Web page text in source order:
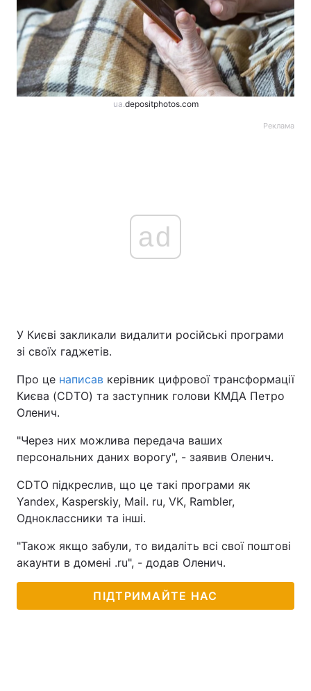
ua.depositphotos.com
Реклама
ad
У Києві закликали видалити російські програми
зі своїх гаджетів.
Про це написав керівник цифрової трансформації
Києва (CDTO) та заступник голови КМДА Петро
Оленич.
"Через них можлива передача ваших
персональних даних ворогу", - заявив Оленич.
CDTO підкреслив, що це такі програми як
Yandex, Kasperskiy, Mail. ru, VK, Rambler,
Одноклассники та інші.
"Також якщо забули, то видаліть всі свої поштові
акаунти в домені .ru", - додав Оленич.
ПІДТРИМАЙТЕ НАС